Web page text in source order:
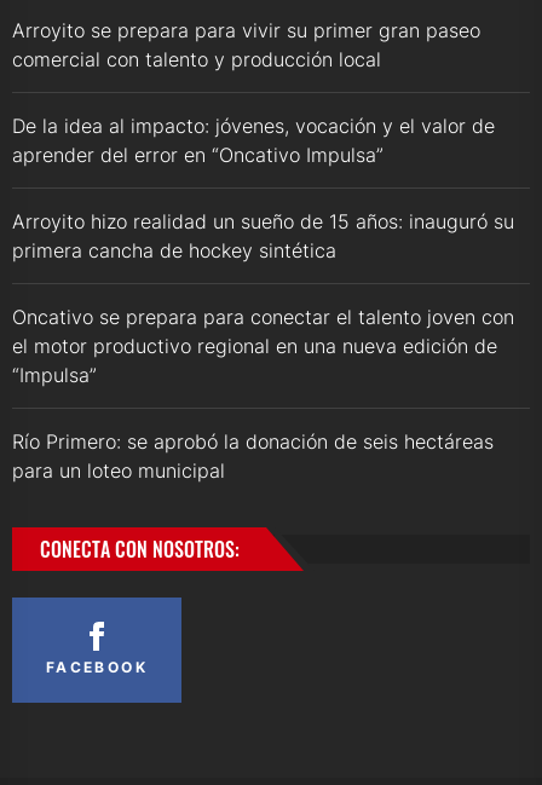
Arroyito se prepara para vivir su primer gran paseo
comercial con talento y producción local
De la idea al impacto: jóvenes, vocación y el valor de
aprender del error en “Oncativo Impulsa”
Arroyito hizo realidad un sueño de 15 años: inauguró su
primera cancha de hockey sintética
Oncativo se prepara para conectar el talento joven con
el motor productivo regional en una nueva edición de
“Impulsa”
Río Primero: se aprobó la donación de seis hectáreas
para un loteo municipal
CONECTA CON NOSOTROS:
FACEBOOK